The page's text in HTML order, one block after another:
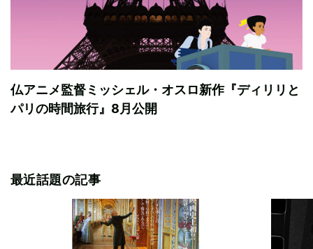
仏アニメ監督ミッシェル・オスロ新作『ディリリと
パリの時間旅行』8月公開
最近話題の記事